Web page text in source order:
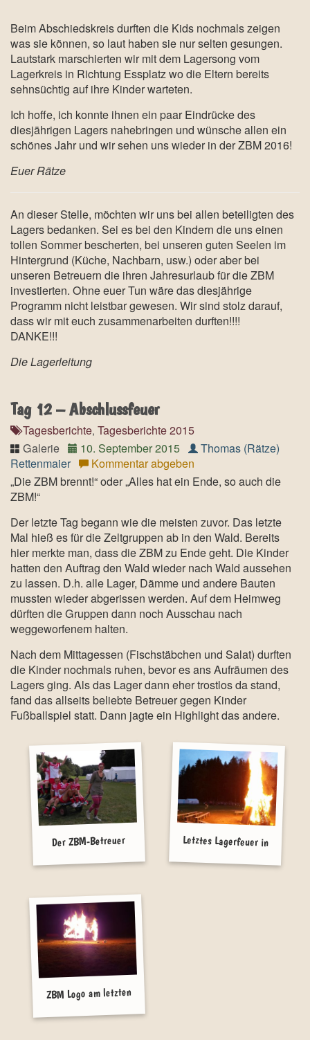
Beim Abschiedskreis durften die Kids nochmals zeigen
was sie können, so laut haben sie nur selten gesungen.
Lautstark marschierten wir mit dem Lagersong vom
Lagerkreis in Richtung Essplatz wo die Eltern bereits
sehnsüchtig auf ihre Kinder warteten.
Ich hoffe, ich konnte ihnen ein paar Eindrücke des
diesjährigen Lagers nahebringen und wünsche allen ein
schönes Jahr und wir sehen uns wieder in der ZBM 2016!
Euer Rätze
An dieser Stelle, möchten wir uns bei allen beteiligten des
Lagers bedanken. Sei es bei den Kindern die uns einen
tollen Sommer bescherten, bei unseren guten Seelen im
Hintergrund (Küche, Nachbarn, usw.) oder aber bei
unseren Betreuern die ihren Jahresurlaub für die ZBM
investierten. Ohne euer Tun wäre das diesjährige
Programm nicht leistbar gewesen. Wir sind stolz darauf,
dass wir mit euch zusammenarbeiten durften!!!!
DANKE!!!
Die Lagerleitung
Tag 12 – Abschlussfeuer
Tagesberichte, Tagesberichte 2015
Galerie
10. September 2015
Thomas (Rätze)
Rettenmaier
Kommentar abgeben
„Die ZBM brennt!“ oder „Alles hat ein Ende, so auch die
ZBM!“
Der letzte Tag begann wie die meisten zuvor. Das letzte
Mal hieß es für die Zeltgruppen ab in den Wald. Bereits
hier merkte man, dass die ZBM zu Ende geht. Die Kinder
hatten den Auftrag den Wald wieder nach Wald aussehen
zu lassen. D.h. alle Lager, Dämme und andere Bauten
mussten wieder abgerissen werden. Auf dem Heimweg
dürften die Gruppen dann noch Ausschau nach
weggeworfenem halten.
Nach dem Mittagessen (Fischstäbchen und Salat) durften
die Kinder nochmals ruhen, bevor es ans Aufräumen des
Lagers ging. Als das Lager dann eher trostlos da stand,
fand das allseits beliebte Betreuer gegen Kinder
Fußballspiel statt. Dann jagte ein Highlight das andere.
Der ZBM-Betreuer Letztes Lagerfeuer in
ZBM Logo am letzten